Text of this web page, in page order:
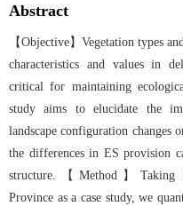
Abstract
【Objective】Vegetation types
characteristics and values in
critical for maintaining
study aims to elucidate the
landscape configuration changes
the differences in ES provision
structure.【Method】Taking
Province as a case study, we